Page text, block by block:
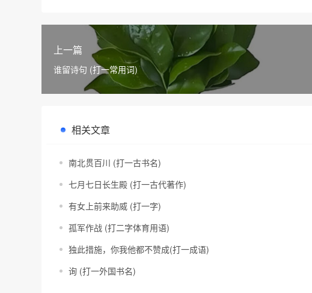
上一篇
谁留诗句 (打一常用词)
相关文章
南北贯百川 (打一古书名)
七月七日长生殿 (打一古代著作)
有女上前来助威 (打一字)
孤军作战 (打二字体育用语)
独此措施，你我他都不赞成(打一成语)
询 (打一外国书名)